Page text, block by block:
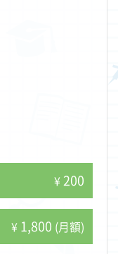
¥200
¥ 1,800 (月額)